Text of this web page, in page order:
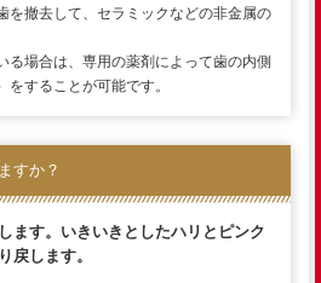
を撤去して、セラミックなどの非金属の
る場合は、専用の薬剤によって歯の内側
することが可能です。
すか？
ます。いきいきとしたハリとピンク
戻します。